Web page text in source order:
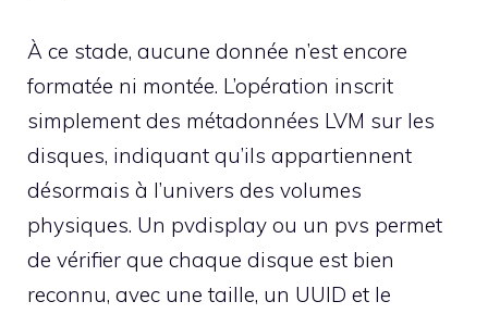
À ce stade, aucune donnée n’est encore
formatée ni montée. L’opération inscrit
simplement des métadonnées LVM sur les
disques, indiquant qu’ils appartiennent
désormais à l’univers des volumes
physiques. Un pvdisplay ou un pvs permet
de vérifier que chaque disque est bien
reconnu, avec une taille, un UUID et le